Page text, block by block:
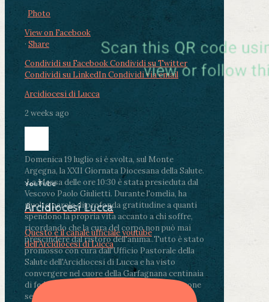
Photo
View on Facebook
· Share
Condividi su FacebookCondividi su Twitter
Condividi su LinkedInCondividi via email
Arcidiocesi di Lucca
2 weeks ago
Domenica 19 luglio si è svolta, sul Monte
Argegna, la XXII Giornata Diocesana della Salute.
.La Messa delle ore 10:30 è stata presieduta dal
Vescovo Paolo Giulietti. Durante l'omelia, ha
rivolto parole di profonda gratitudine a quanti
spendono la propria vita accanto a chi soffre,
ricordando che la cura del corpo non può mai
prescindere dal ristoro dell'anima..Tutto è stato
promosso con cura dall'Ufficio Pastorale della
Salute dell'Arcidiocesi di Lucca e ha visto
convergere nel cuore della Garfagnana centinaia
di fedeli, operatori sanitari, volontari e persone
segnate dalla malattia.
YouTube
Arcidiocesi Lucca
Questo è il canale ufficiale youtube
dell'Arcidiocesi di Lucca